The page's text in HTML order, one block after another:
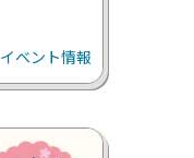
イベント情報